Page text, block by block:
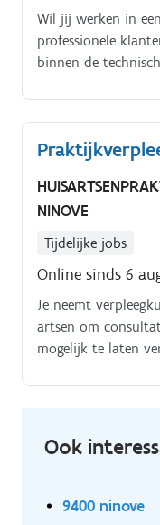
Wil jij werken in
professionele
binnen de
NINOVE
Tijdelijke jobs
Online sinds 6
Je neemt
artsen om
mogelijk te laten
nodig.
Ook
9400 ninove